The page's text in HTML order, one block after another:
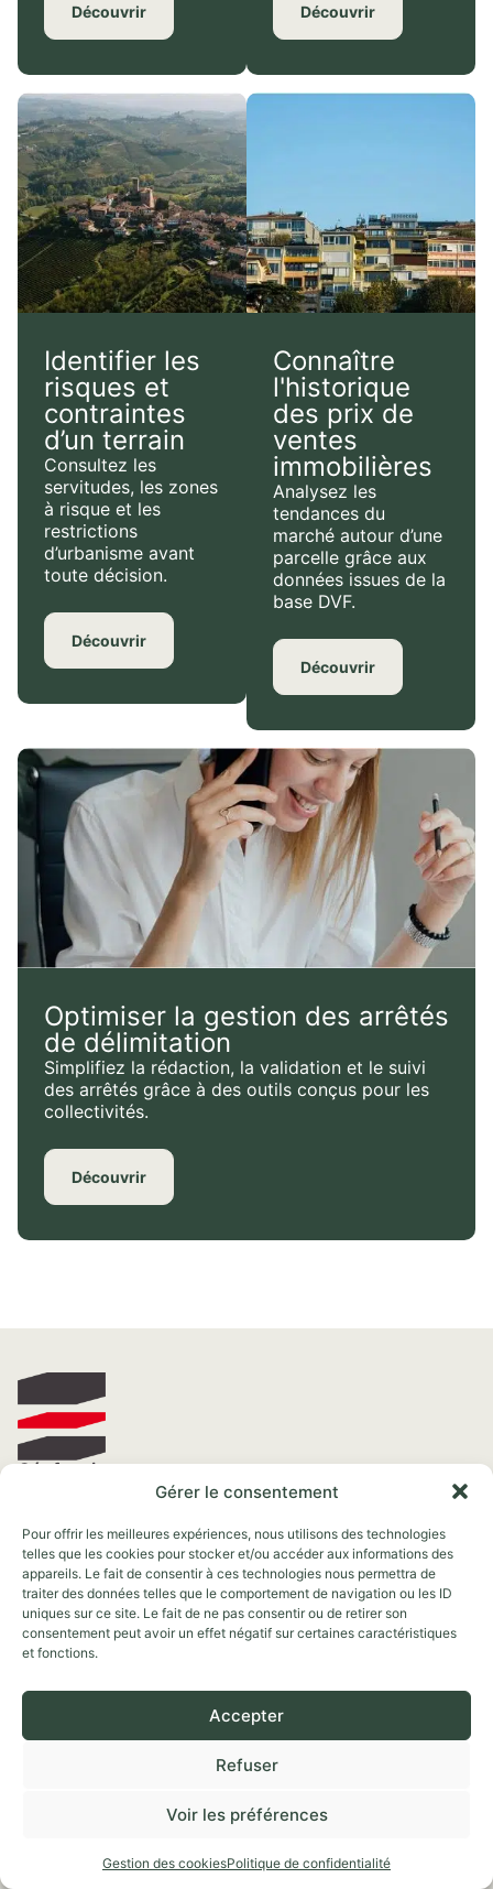
Gérer le consentement
Pour offrir les meilleures expériences, nous utilisons des technologies
telles que les cookies pour stocker et/ou accéder aux informations des
appareils. Le fait de consentir à ces technologies nous permettra de
traiter des données telles que le comportement de navigation ou les ID
uniques sur ce site. Le fait de ne pas consentir ou de retirer son
consentement peut avoir un effet négatif sur certaines caractéristiques
et fonctions.
Accepter
Refuser
Voir les préférences
Gestion des cookiesPolitique de confidentialité
Découvrir Découvrir
Identifier les
risques et
contraintes
d’un terrain
Consultez les
servitudes, les zones
à risque et les
restrictions
d’urbanisme avant
toute décision.
Découvrir
Connaître
l'historique
des prix de
ventes
immobilières
Analysez les
tendances du
marché autour d’une
parcelle grâce aux
données issues de la
base DVF.
Découvrir
Optimiser la gestion des arrêtés
de délimitation
Simplifiez la rédaction, la validation et le suivi
des arrêtés grâce à des outils conçus pour les
collectivités.
Découvrir
Géofoncier pour :
Les professionnels de l’immobilier
Les collectivités
Les grands comptes
Les géomètres-experts
Les particuliers